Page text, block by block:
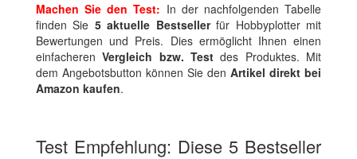
Machen Sie den Test: In der nachfolgenden Tabelle
finden Sie 5 aktuelle Bestsellerfür Hobbyplotter mit
Bewertungen und Preis. Dies ermöglicht Ihnen einen
einfacherenVergleich bzw. Test des Produktes. Mit
dem Angebotsbutton können Sie den Artikel direkt bei
Amazon kaufen.
Test Empfehlung: Diese 5 Bestseller